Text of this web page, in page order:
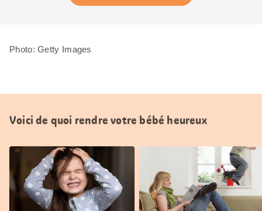
Photo: Getty Images
Voici de quoi rendre votre bébé heureux